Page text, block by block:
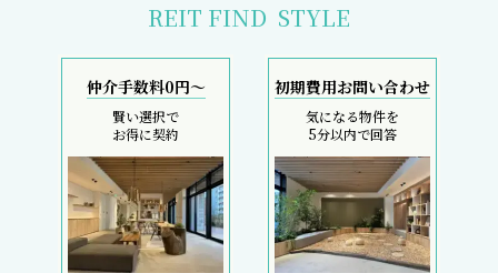
REIT FIND STYLE
仲介手数料0円～
賢い選択で
お得に契約
初期費用お問い合わせ
気になる物件を
5分以内で回答